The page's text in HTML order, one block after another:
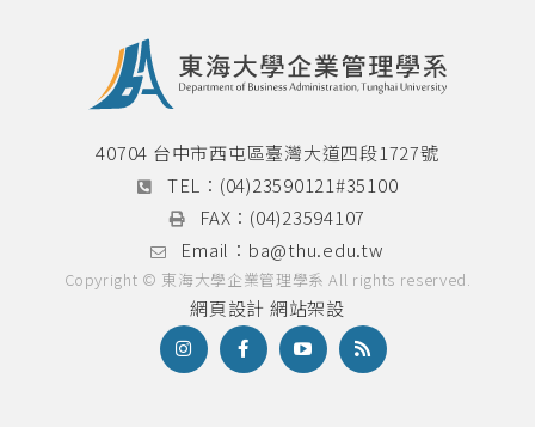
40704 台中市西屯區臺灣大道四段1727號
TEL： (04)23590121#35100
FAX： (04)23594107
Email： ba@thu.edu.tw
Copyright © 東海大學企業管理學系 All rights reserved.
網頁設計 網站架設